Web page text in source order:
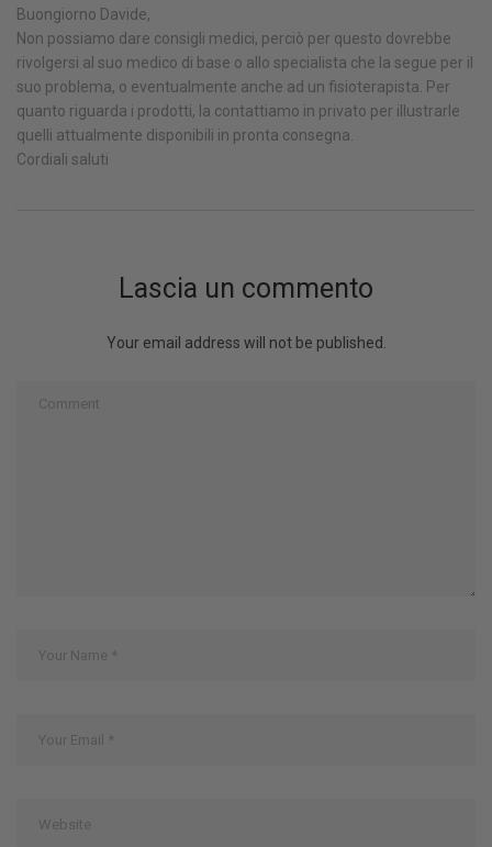
Buongiorno Davide,
Non possiamo dare consigli medici, perciò per questo dovrebbe
rivolgersi al suo medico di base o allo specialista che la segue per il
suo problema, o eventualmente anche ad un fisioterapista. Per
quanto riguarda i prodotti, la contattiamo in privato per illustrarle
quelli attualmente disponibili in pronta consegna.
Cordiali saluti
Lascia un commento
Your email address will not be published.